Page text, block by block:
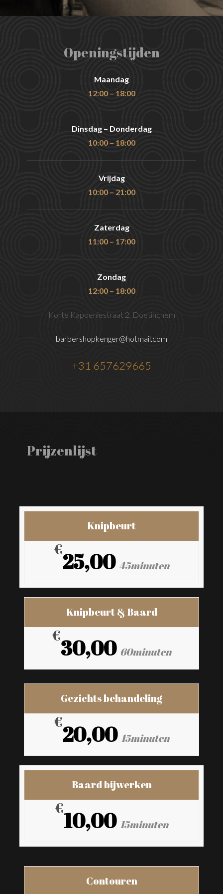
Openingstijden
Maandag
12:00 – 18:00
Dinsdag – Donderdag
10:00 – 18:00
Vrijdag
10:00 – 21:00
Zaterdag
11:00 – 17:00
Zondag
12:00 – 18:00
Korte Kapoeniestraat 2, Doetinchem
barbershopkenger@hotmail.com
+31 657629665
Prijzenlijst
Knipbeurt
€25,00 45minuten
Knipbeurt & Baard
€30,00 60minuten
Gezichts behandeling
€20,00 15minuten
Baard bijwerken
€10,00 15minuten
Contouren